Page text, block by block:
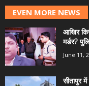
EVEN MORE NEWS
आखिर
मर्डर?
June 11,
सीतापुर